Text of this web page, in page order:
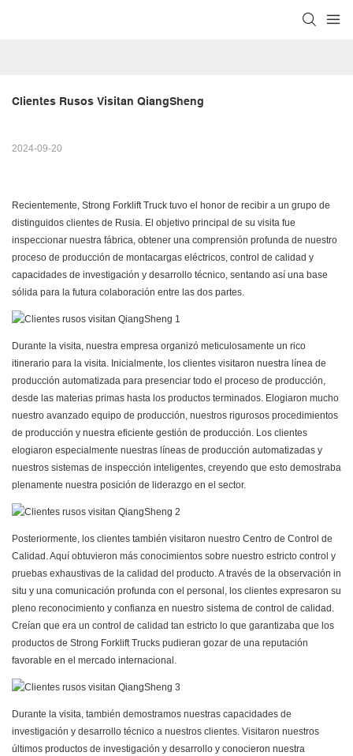
Clientes Rusos Visitan QiangSheng
2024-09-20
Recientemente, Strong Forklift Truck tuvo el honor de recibir a un grupo de
distinguidos clientes de Rusia. El objetivo principal de su visita fue
inspeccionar nuestra fábrica, obtener una comprensión profunda de nuestro
proceso de producción de montacargas eléctricos, control de calidad y
capacidades de investigación y desarrollo técnico, sentando así una base
sólida para la futura colaboración entre las dos partes.
Durante la visita, nuestra empresa organizó meticulosamente un rico
itinerario para la visita. Inicialmente, los clientes visitaron nuestra línea de
producción automatizada para presenciar todo el proceso de producción,
desde las materias primas hasta los productos terminados. Elogiaron mucho
nuestro avanzado equipo de producción, nuestros rigurosos procedimientos
de producción y nuestra eficiente gestión de producción. Los clientes
elogiaron especialmente nuestras líneas de producción automatizadas y
nuestros sistemas de inspección inteligentes, creyendo que esto demostraba
plenamente nuestra posición de liderazgo en el sector.
Posteriormente, los clientes también visitaron nuestro Centro de Control de
Calidad. Aquí obtuvieron más conocimientos sobre nuestro estricto control y
pruebas exhaustivas de la calidad del producto. A través de la observación in
situ y una comunicación profunda con el personal, los clientes expresaron su
pleno reconocimiento y confianza en nuestro sistema de control de calidad.
Creían que era un control de calidad tan estricto lo que garantizaba que los
productos de Strong Forklift Trucks pudieran gozar de una reputación
favorable en el mercado internacional.
Durante la visita, también demostramos nuestras capacidades de
investigación y desarrollo técnico a nuestros clientes. Visitaron nuestros
últimos productos de investigación y desarrollo y conocieron nuestra